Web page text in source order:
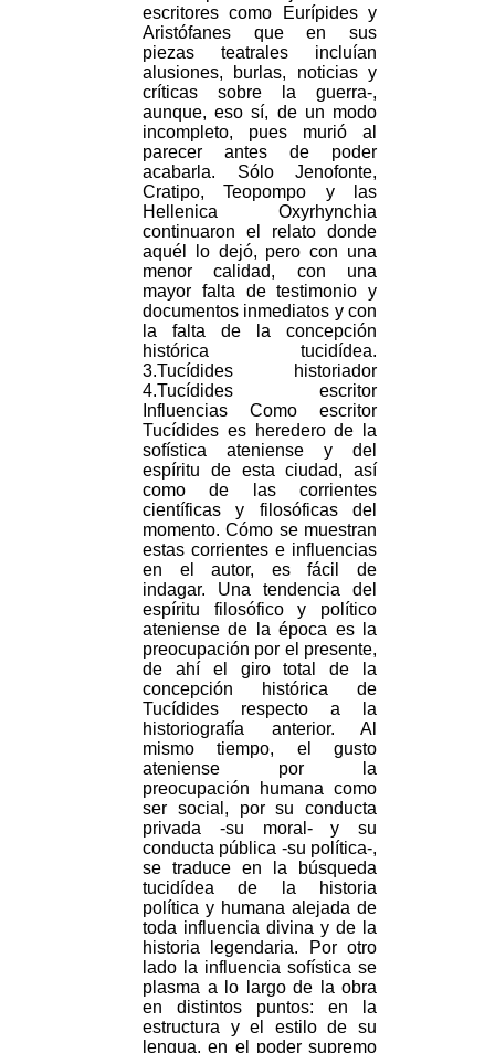
escritores como Eurípides y
Aristófanes que en sus
piezas teatrales incluían
alusiones, burlas, noticias y
críticas sobre la guerra-,
aunque, eso sí, de un modo
incompleto, pues murió al
parecer antes de poder
acabarla. Sólo Jenofonte,
Cratipo, Teopompo y las
Hellenica Oxyrhynchia
continuaron el relato donde
aquél lo dejó, pero con una
menor calidad, con una
mayor falta de testimonio y
documentos inmediatos y con
la falta de la concepción
histórica tucidídea.
3.Tucídides historiador
4.Tucídides escritor
Influencias Como escritor
Tucídides es heredero de la
sofística ateniense y del
espíritu de esta ciudad, así
como de las corrientes
científicas y filosóficas del
momento. Cómo se muestran
estas corrientes e influencias
en el autor, es fácil de
indagar. Una tendencia del
espíritu filosófico y político
ateniense de la época es la
preocupación por el presente,
de ahí el giro total de la
concepción histórica de
Tucídides respecto a la
historiografía anterior. Al
mismo tiempo, el gusto
ateniense por la
preocupación humana como
ser social, por su conducta
privada -su moral- y su
conducta pública -su política-,
se traduce en la búsqueda
tucidídea de la historia
política y humana alejada de
toda influencia divina y de la
historia legendaria. Por otro
lado la influencia sofística se
plasma a lo largo de la obra
en distintos puntos: en la
estructura y el estilo de su
lengua, en el poder supremo